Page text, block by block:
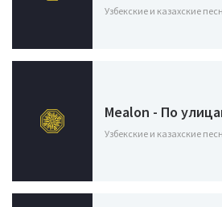
Узбекские и казахские
Mealon - По
Узбекские и казахские